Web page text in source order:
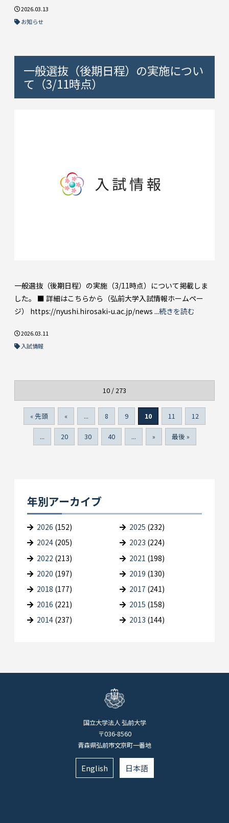
2026.03.13
お知らせ
一般選抜（後期日程）の実施につい
て（3/11時点）
一般選抜（後期日程）の実施（3/11時点）について掲載しま
した。 ■ 詳細はこちらから（弘前大学入試情報ホームペー
ジ） https://nyushi.hirosaki-u.ac.jp/news ...続きを読む
2026.03.11
入試情報
10 / 273
« 先頭 « ... 8 9 10 11 12
... 20 30 40 ... » 最後 »
年別アーカイブ
2026 (152) 2025 (232)
2024 (205) 2023 (224)
2022 (213) 2021 (198)
2020 (197) 2019 (130)
2018 (177) 2017 (241)
2016 (221) 2015 (158)
2014 (237) 2013 (144)
国立大学法人 弘前大学
〒036-8560
青森県弘前市文京町一番地
English 日本語